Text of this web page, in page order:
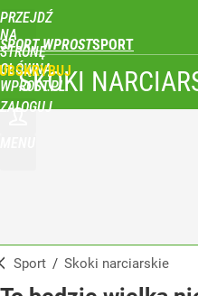
PRZEJDŹ
NA
STRONĘ
GŁÓWNĄ
WPROST.PL
SPORT WPROST
ZALOGUJ
SKOKI
Sport / Skoki narciarskie